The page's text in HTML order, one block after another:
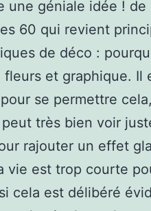
une géniale idée ! de
60 qui revient
de déco :
et graphique. Il
se permettre
très bien voir
rajouter un effet
vie est trop courte
cela est délibéré